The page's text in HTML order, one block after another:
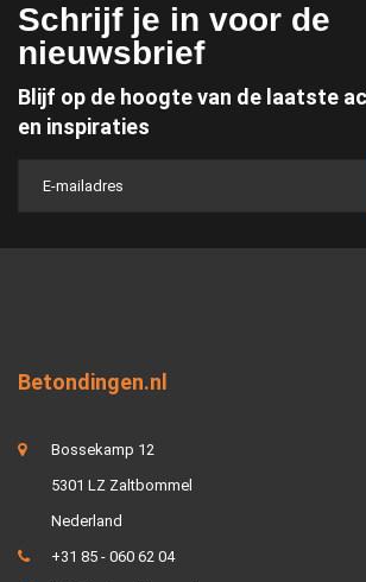
Schrijf je in voor de
nieuwsbrief
Blijf op de hoogte van de laatste
en inspiraties
Betondingen.nl
Bossekamp 12
5301 LZ Zaltbommel
Nederland
+31 85 - 060 62 04